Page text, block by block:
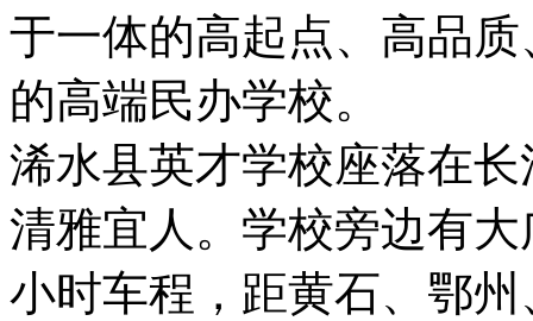
于一体的高起点、高品
的高端民办学校。
浠水县英才学校座落在
清雅宜人。学校旁边有
小时车程，距黄石、鄂